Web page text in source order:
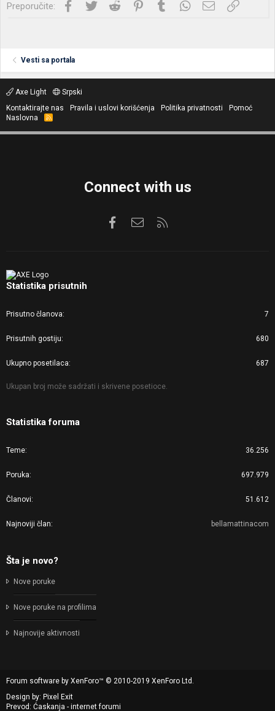
Preporučite: Facebook
Twitter Reddit PinterestTumblrWhatsApp
Imejl Link
Vesti sa portala
Axe Light
Srpski
Kontaktirajte nas
Pravila i uslovi korišćenja Politika privatnosti
Pomoć
Naslovna
R
S
Connect with us
FacebookKontaktirajte nas
Statistika prisutnih
Prisutno članova 7
Prisutnih gostiju 680
Ukupno posetilaca 687
Ukupan broj može sadržati i skrivene posetioce.
Statistika foruma
Teme 36.256
Poruka 697.979
Članovi 51.612
Najnoviji član bellamattinacom
Šta je novo?
Nove poruke
Nove poruke na profilima
Najnovije aktivnosti
Forum software by XenForo™ © 2010-2019 XenForo Ltd.
Design by: Pixel Exit
Prevod: Ćaskanja - internet forumi